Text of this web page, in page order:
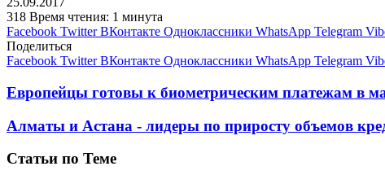
318 Время чтения: 1 минута
Facebook Twitter ВКонтакте Одноклассники WhatsApp Telegram
Поделиться
Facebook Twitter ВКонтакте Одноклассники WhatsApp Telegram
Европейцы готовы к биометрическим платежам в
Алматы и Астана - лидеры по приросту объемов
Статьи по Теме